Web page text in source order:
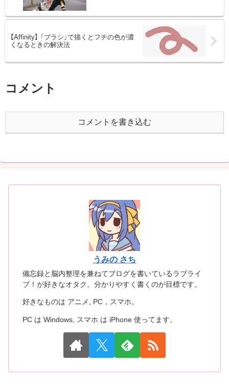
【Affinity】 「ブラシ」で描くとフチの色が濃
くなるときの解決法
コメント
コメントを書き込む
うみの さち
備忘録と脳内整理を兼ねてブログを書いているラブライ
ブ！が好きなオタク。分かりやすく書くのが目標です。
好きなものは アニメ, PC，スマホ。
PC は Windows, スマホ は iPhone 使ってます。